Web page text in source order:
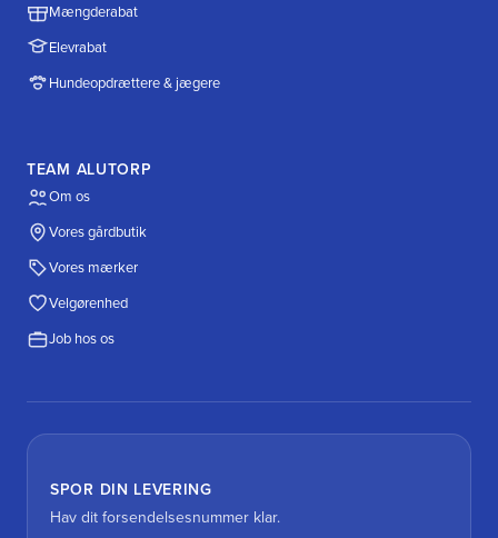
Mængderabat
Elevrabat
Hundeopdrættere & jægere
TEAM ALUTORP
Om os
Vores gårdbutik
Vores mærker
Velgørenhed
Job hos os
SPOR DIN LEVERING
Hav dit forsendelsesnummer klar.